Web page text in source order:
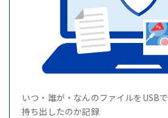
いつ・誰が・なんのファイルをUSBで
持ち出したのか記録